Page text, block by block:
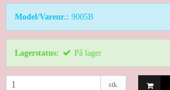
Model/Varenr.: 9005B
Lagerstatus: På lager
stk.